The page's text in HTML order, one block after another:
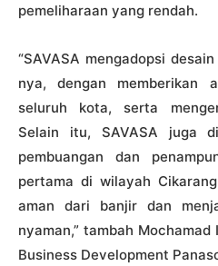
pemeliharaan yang rendah.
“SAVASA mengadopsi
nya, dengan memberikan
seluruh kota, serta
Selain itu, SAVASA juga
pembuangan dan
pertama di wilayah
aman dari banjir dan
nyaman,” tambah
Business Development